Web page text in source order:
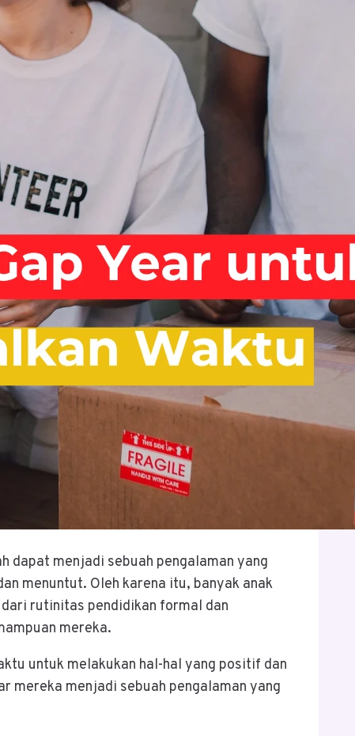
dapat menjadi sebuah pengalaman yang
menuntut. Oleh karena itu, banyak anak
rutinitas pendidikan formal dan
mereka.
untuk melakukan hal-hal yang positif dan
mereka menjadi sebuah pengalaman yang